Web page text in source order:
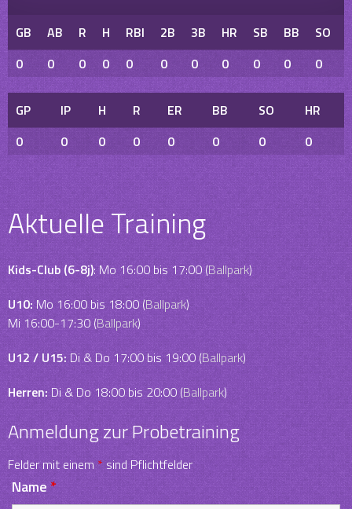
GB AB R H RBI 2B 3B HR SB BB SO
0
0 0 0 0 0 0 0 0 0 0
GP IP H R ER BB SO
HR
0
0 0 0 0 0 0 0
Aktuelle Training
Kids-Club (6-8j): Mo 16:00 bis 17:00 (Ballpark)
U10:Mo 16:00 bis 18:00 (Ballpark)
Mi 16:00-17:30 (Ballpark)
U12 / U15: Di & Do 17:00 bis 19:00 (Ballpark)
Herren: Di & Do 18:00 bis 20:00 (Ballpark)
Anmeldung zur Probetraining
Felder mit einem *sind Pflichtfelder
Name *